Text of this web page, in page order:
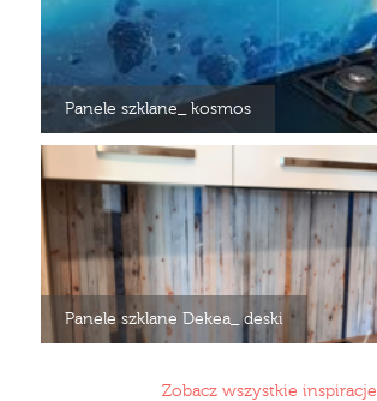
Panele szklane_ kosmos
Panele szklane Dekea_ deski
Zobacz wszystkie inspiracje